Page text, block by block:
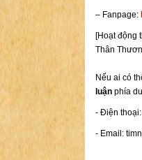
– Fanpage:
[Hoạt động
Thân
Nếu ai có
luận phía
- Điện
- Email: